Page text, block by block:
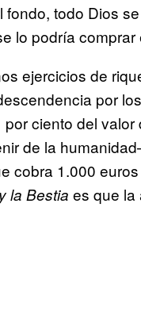
todo Dios
lo podría comprar
ejercicios de
por
ciento del
de la
cobra 1.000
la Bestia es que la